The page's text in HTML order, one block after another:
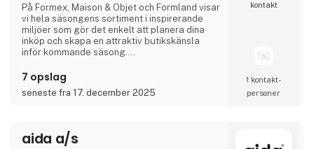
På Formex, Maison & Objet och Formland visar
vi hela säsongens sortiment i inspirerande
miljöer som gör det enkelt att planera dina
inköp och skapa en attraktiv butikskänsla
inför kommande säsong.
Vi ser fram emot att träffa er och se hur vi
tillsammans kan skapa en fantastisk säsong.
7 opslag
seneste fra 17. december 2025
kontakt
1 kontakt­
personer
aida a/s